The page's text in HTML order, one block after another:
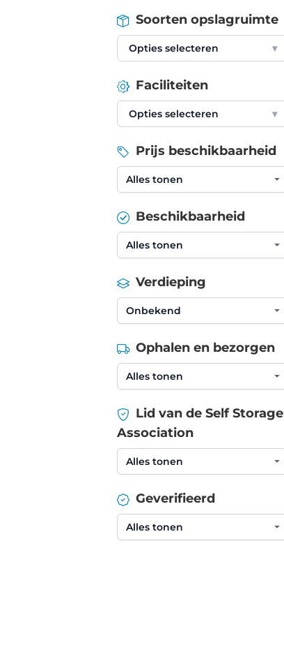
Soorten opslagruimte
Opties selecteren ▾
Faciliteiten
Opties selecteren ▾
Prijs beschikbaarheid
Beschikbaarheid
Verdieping
Ophalen en bezorgen
Lid van de Self Storage
Association
Geverifieerd